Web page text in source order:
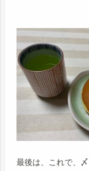
最後は、これで、